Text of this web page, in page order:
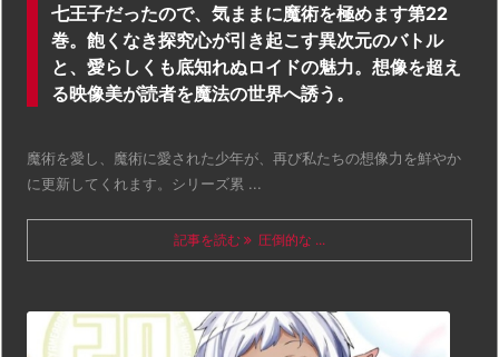
七王子だったので、気ままに魔術を極めます第22
巻。飽くなき探究心が引き起こす異次元のバトル
と、愛らしくも底知れぬロイドの魅力。想像を超え
る映像美が読者を魔法の世界へ誘う。
魔術を愛し、魔術に愛された少年が、再び私たちの想像力を鮮やか
に更新してくれます。シリーズ累 ...
記事を読む 圧倒的な ...